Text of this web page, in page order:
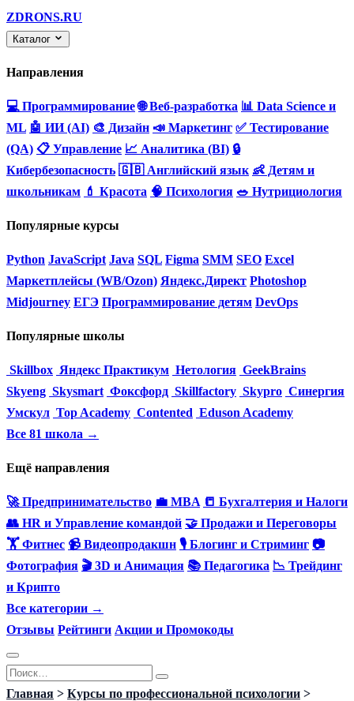
ZDRONS.RU
Каталог
Направления
💻 Программирование 🌐 Веб-разработка 📊 Data Science и
ML 🤖 ИИ (AI) 🎨 Дизайн 📣 Маркетинг ✅ Тестирование
(QA) 📋 Управление 📈 Аналитика (BI) 🔒
Кибербезопасность 🇬🇧 Английский язык 👶 Детям и
школьникам 💄 Красота 🧠 Психология 🥗 Нутрициология
Популярные курсы
Python JavaScript Java SQL Figma SMM SEO Excel
Маркетплейсы (WB/Ozon) Яндекс.Директ Photoshop
Midjourney ЕГЭ Программирование детям DevOps
Популярные школы
Skillbox Яндекс Практикум Нетология GeekBrains
Skyeng Skysmart Фоксфорд Skillfactory Skypro Синергия
Умскул Top Academy Contented Eduson Academy
Все 81 школа →
Ещё направления
🚀 Предпринимательство 💼 MBA 📒 Бухгалтерия и Налоги
👥 HR и Управление командой 🤝 Продажи и Переговоры
🏋️ Фитнес 📹 Видеопродакшн 🎙 Блогинг и Стриминг 📷
Фотография 🎬 3D и Анимация 📚 Педагогика 📉 Трейдинг
и Крипто
Все категории →
Отзывы Рейтинги Акции и Промокоды
Перейти
к
Search
for:
Главная > Курсы по профессиональной психологии >